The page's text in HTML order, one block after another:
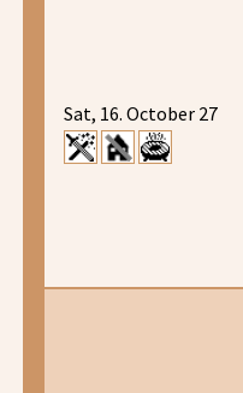
Sat, 16. October 27